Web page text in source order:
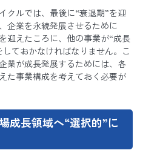
クルでは、最後に“衰退期”を迎
企業を永続発展させるために
迎えたころに、他の事業が“成長
ておかなければなりません。こ
業が成長発展するためには、各
た事業構成を考えておく必要が
成長領域へ“選択的”に